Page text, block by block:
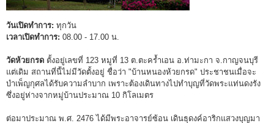
วันเปิดทำการ: ทุกวัน
เวลาเปิดทำการ: 08.00 - 17.00 น.
วัดห้วยกรด ตั้งอยู่เลขที่ 123 หมูที่ 13 ต.ตะคร้ำเอน อ.ท่ามะกา จ.กาญจนบุรี
แต่เดิม สถานที่นี้ไม่มีวัดตั้งอยู่ ชื่อว่า "บ้านหนองห้วยกรด" ประชาชนเมื่อจะ
บำเพ็ญกุศลได้รับความลำบาก เพราะต้องเดินทางไปทำบุญที่วัดพระแท่นดงรัง
ซึ่งอยู่ห่างจากหมู่บ้านประมาณ 10 กิโลเมตร
ต่อมาประมาณ พ.ศ. 2476 ได้มีพระอาจารย์ซ้อน เดินธุดงค์อาริกแสวงบุญมา